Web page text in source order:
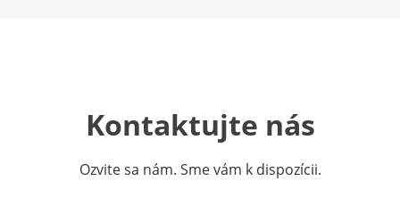
Kontaktujte nás
Ozvite sa nám. Sme vám k dispozícii.